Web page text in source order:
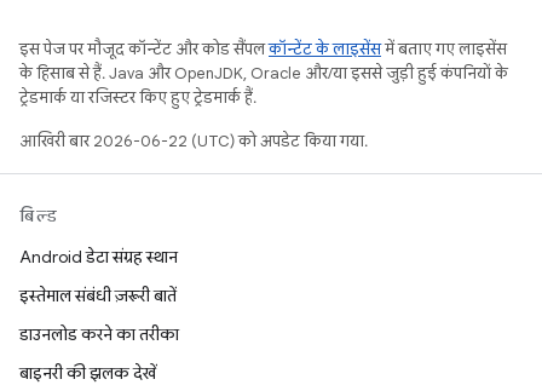
इस पेज पर मौजूद कॉन्टेंट और कोड सैंपलकॉन्टेंट के लाइसेंसमें बताए गए लाइसेंस
के हिसाब से हैं. Java और OpenJDK, Oracle और/या इससे जुड़ी हुई कंपनियों के
ट्रेडमार्क या रजिस्टर किए हुए ट्रेडमार्क हैं.
आखिरी बार 2026-06-22 (UTC) को अपडेट किया गया.
बिल्ड
Android डेटा संग्रह स्थान
इस्तेमाल संबंधी ज़रूरी बातें
डाउनलोड करने का तरीका
बाइनरी की झलक देखें